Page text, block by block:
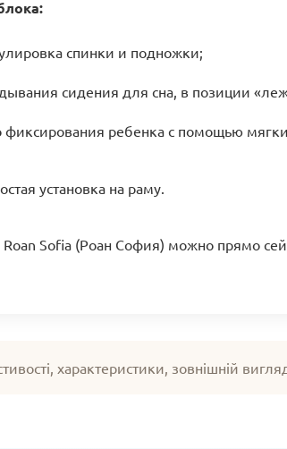
спинки и подножки;
сидения для сна, в позиции
фиксирования ребенка с помощью
установка на раму.
Roan Sofia (Роан София) можно прямо
характеристики, зовнішній